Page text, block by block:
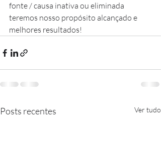
fonte / causa inativa ou eliminada
teremos nosso propósito alcançado e
melhores resultados!
Posts recentes Ver tudo